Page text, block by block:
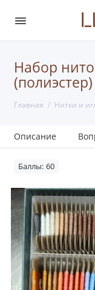
Набор
(полиэстер)
Главная Нитки и
Описание
Баллы: 60